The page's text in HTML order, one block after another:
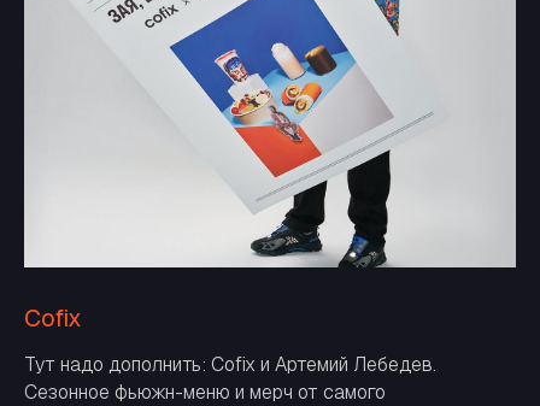
Cofix
Тут надо дополнить: Cofix и Артемий Лебедев.
Сезонное фьюжн-меню и мерч от самого